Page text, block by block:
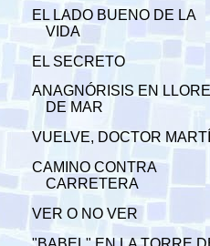
EL LADO BUENO DE LA
VIDA
EL SECRETO
ANAGNÓRISIS EN
DE MAR
VUELVE, DOCTOR
CAMINO CONTRA
CARRETERA
VER O NO VER